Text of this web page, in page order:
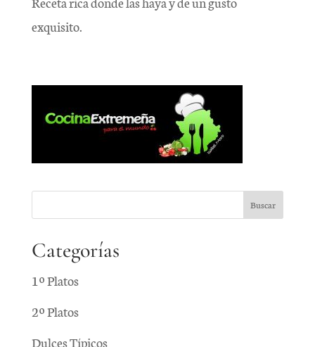
exquisito.
Categorías
1º Platos
2º Platos
Dulces Típicos